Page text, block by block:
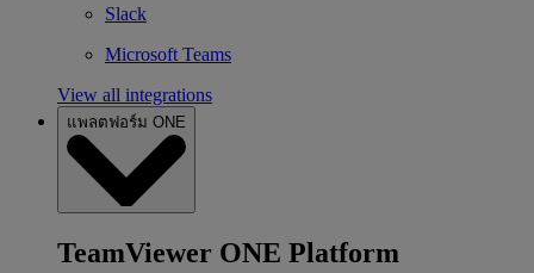
Slack
Microsoft Teams
View all integrations
แพลตฟอร์ม ONE
TeamViewer ONE Platform